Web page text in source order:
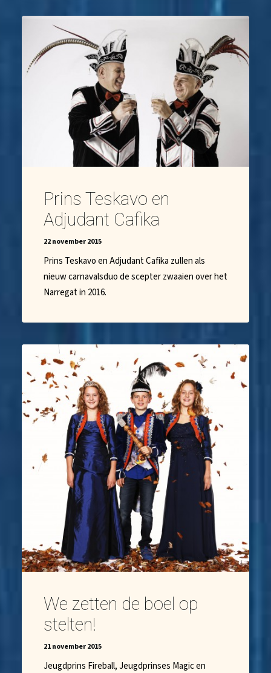
Prins Teskavo en
Adjudant Cafika
22 november 2015
Prins Teskavo en Adjudant Cafika zullen als
nieuw carnavalsduo de scepter zwaaien over het
Narregat in 2016.
We zetten de boel op
stelten!
21 november 2015
Jeugdprins Fireball, Jeugdprinses Magic en